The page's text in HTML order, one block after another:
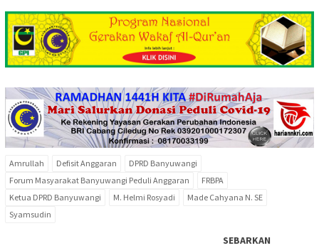
Amrullah Defisit Anggaran
DPRD Banyuwangi
Forum Masyarakat Banyuwangi Peduli Anggaran
FRBPA
Ketua DPRD Banyuwangi
M. Helmi Rosyadi
Made Cahyana N. SE
Syamsudin
SEBARKAN